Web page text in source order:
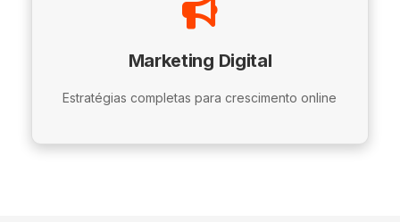
Marketing Digital
Estratégias completas para crescimento online